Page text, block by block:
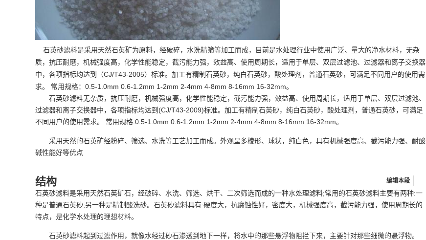
石英砂滤料是采用天然石英矿为原料，经破碎，水洗精筛等加工而成，目前是水处理行业中使用广泛、量大的净水材料，无杂
质，抗压耐磨，机械强度高，化学性能稳定，截污能力强，效益高、使用周期长，适用于单层、双层过滤池、 过滤器和离子交换器
中，各项指标均达到（CJ/T43-2005）标准。加工有精制石英砂，纯白石英砂，酸处理剂，普通石英砂，可满足不同用户的使用需
求。 常用规格：0.5-1.0mm 0.6-1.2mm 1-2mm 2-4mm 4-8mm 8-16mm 16-32mm。
石英砂滤料无杂质，抗压耐磨，机械强度高，化学性能稳定，截污能力强，效益高、使用周期长，适用于单层、双层过滤池、
过滤器和离子交换器中，各项指标均达到(CJ/T43-2009)标准。加工有精制石英砂，纯白石英砂，酸处理剂，普通石英砂，可满足
不同用户的使用需求。 常用规格:0.5-1.0mm 0.6-1.2mm 1-2mm 2-4mm 4-8mm 8-16mm 16-32mm。
采用天然的石英矿经粉碎、筛选、水洗等工艺加工而成。外观呈多棱形、球状，纯白色，具有机械强度高、截污能力强、耐酸
碱性能好等优点
编辑本段
结构
石英砂滤料是采用天然石英矿石，经破碎、水洗、筛选、烘干、二次筛选而成的一种水处理滤料;常用的石英砂滤料主要有两种:一
种是普通石英砂;另一种是精制酸洗砂。石英砂滤料具有:硬度大，抗腐蚀性好，密度大，机械强度高，截污能力强，使用周期长的
特点，是化学水处理的理想材料。
石英砂滤料起到过滤作用，就像水经过砂石渗透到地下一样，将水中的那些悬浮物阻拦下来，主要针对那些细微的悬浮物。